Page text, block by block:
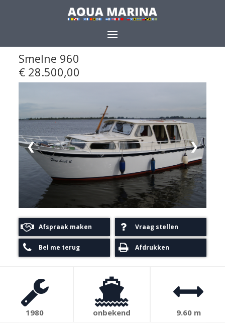
Smelne 960
€ 28.500,00
❮ ❯
Afspraak maken Vraag stellen
Bel me terug Afdrukken
1980 onbekend 9.60 m